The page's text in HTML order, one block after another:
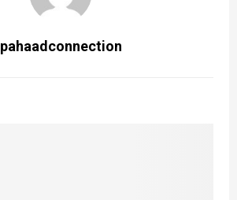
pahaadconnection